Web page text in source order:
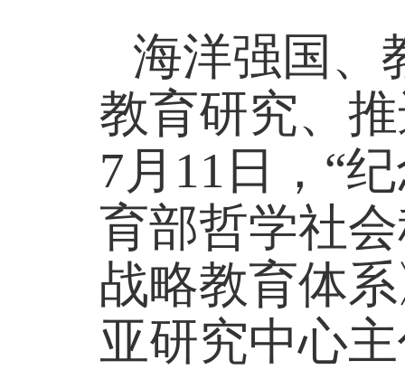
海洋强国、
教育研究、
7月 11 日，“
育部哲学社
战略教育体
亚研究中心